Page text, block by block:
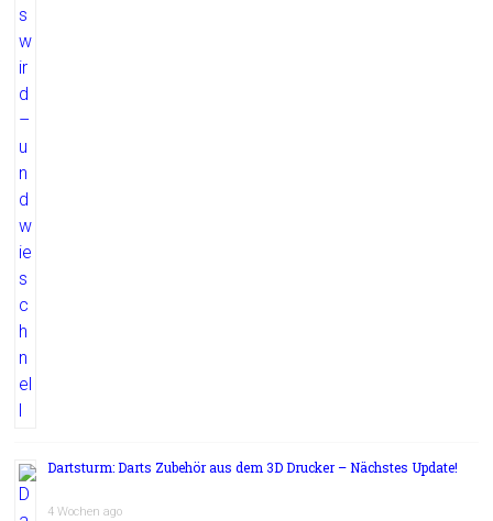
Dartsturm: Darts Zubehör aus dem 3D Drucker – Nächstes Update!
4 Wochen ago